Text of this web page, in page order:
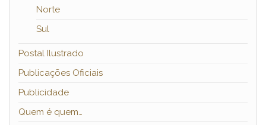
Norte
Sul
Postal Ilustrado
Publicações Oficiais
Publicidade
Quem é quem…